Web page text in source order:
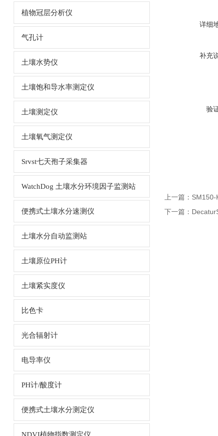
植物冠层分析仪
气孔计
土壤水势仪
土壤饱和导水率测定仪
土壤测定仪
土壤氧气测定仪
Srvst七天孢子采集器
WatchDog 土壤水分环境因子监测站
便携式土壤水分速测仪
土壤水分自动监测站
土壤原位PH计
土壤紧实度仪
比色卡
光合辐射计
电导率仪
PH计/酸度计
便携式土壤水分测定仪
详细
补充
验
上一篇： SM150-
下一篇：